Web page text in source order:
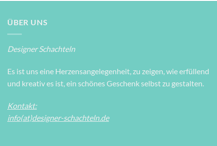
ÜBER UNS
Designer Schachteln
Es ist uns eine Herzensangelegenheit, zu zeigen, wie erfüllend
und kreativ es ist, ein schönes Geschenk selbst zu gestalten.
Kontakt:
info(at)designer-schachteln.de